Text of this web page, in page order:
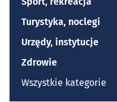
Turystyka, noclegi
Urzędy, instytucje
Zdrowie
Wszystkie kategorie